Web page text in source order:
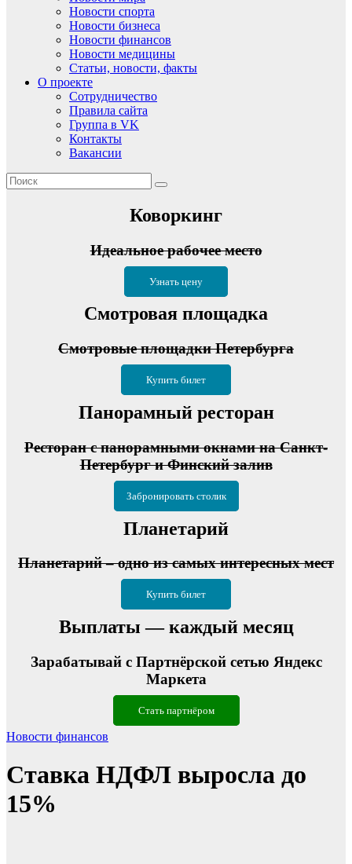
Новости спорта
Новости бизнеса
Новости финансов
Новости медицины
Статьи, новости, факты
О проекте
Сотрудничество
Правила сайта
Группа в VK
Контакты
Вакансии
Коворкинг
Идеальное рабочее место
Узнать цену
Смотровая площадка
Смотровые площадки Петербурга
Купить билет
Панорамный ресторан
Ресторан с панорамными окнами на Санкт-
Петербург и Финский залив
Забронировать столик
Планетарий
Планетарий – одно из самых интересных мест
Купить билет
Выплаты — каждый месяц
Зарабатывай с Партнёрской сетью Яндекс
Маркета
Стать партнёром
Новости финансов
Ставка НДФЛ выросла до
15%